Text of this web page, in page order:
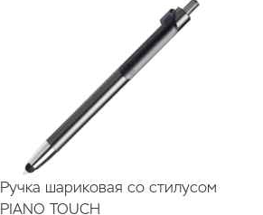
Ручка шариковая со стилусом
PIANO TOUCH